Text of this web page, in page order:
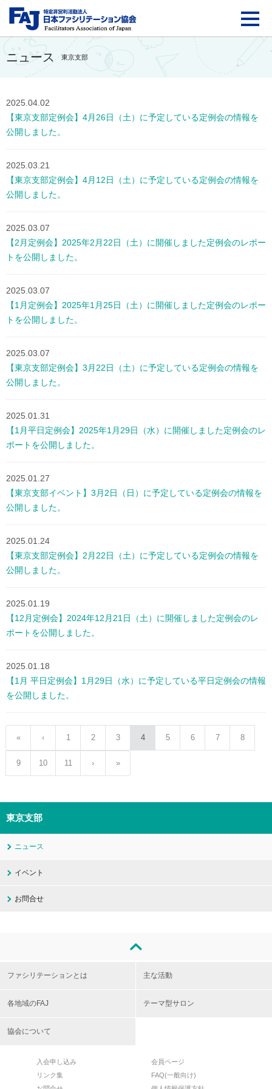
FAJ：特定非営利活動
ニュース 東京支部
2025.04.02
【東京支部定例会】4月26日（土）に予定している定例会の情報を
公開しました。
2025.03.21
【東京支部定例会】4月12日（土）に予定している定例会の情報を
公開しました。
2025.03.07
【2月定例会】2025年2月22日（土）に開催しました定例会のレポー
トを公開しました。
2025.03.07
【1月定例会】2025年1月25日（土）に開催しました定例会のレポー
トを公開しました。
2025.03.07
【東京支部定例会】3月22日（土）に予定している定例会の情報を
公開しました。
2025.01.31
【1月平日定例会】2025年1月29日（水）に開催しました定例会のレ
ポートを公開しました。
2025.01.27
【東京支部イベント】3月2日（日）に予定している定例会の情報を
公開しました。
2025.01.24
【東京支部定例会】2月22日（土）に予定している定例会の情報を
公開しました。
2025.01.19
【12月定例会】2024年12月21日（土）に開催しました定例会のレ
ポートを公開しました。
2025.01.18
【1月 平日定例会】1月29日（水）に予定している平日定例会の情報
を公開しました。
« ‹ 1 2 3 4 5 6 7 8
9 10 11 › »
東京支部
ニュース
イベント
お問合せ
ファシリテーションとは 主な活動
各地域のFAJ テーマ型サロン
協会について
入会申し込み
会員ページ
リンク集
FAQ(一般向け)